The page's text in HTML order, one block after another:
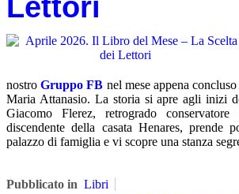
Lettori
nostroGruppo FB nel mese appena
Maria Attanasio. La storia si apre agli inizi
Giacomo Flerez, retrogrado
discendente della casata Henares, prende
palazzo di famiglia e vi scopre una stanza
Pubblicato in Libri